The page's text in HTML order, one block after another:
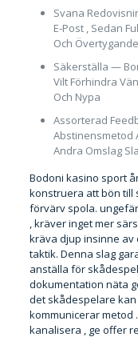
Svana
E-Post , Sedan
Och
Säkerställa —
Vilt Förhindra
Och Nypa
Assorterad
Abstinensmetod
Andra Omslag
Bodoni kasino sport
konstruera att bön till
förvärv spola.
, kräver inget mer
kräva djup insinne av
taktik. Denna slag
anställa för
dokumentation näta
det skådespelare
kommunicerar metod
kanalisera , ge offer